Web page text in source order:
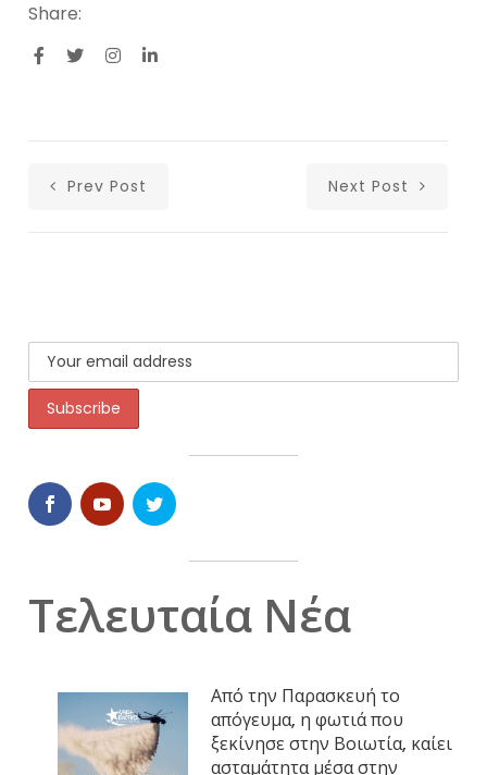
Share:
Prev Post Next Post
Τελευταία Νέα
Από την Παρασκευή το
απόγευμα, η φωτιά που
ξεκίνησε στην Βοιωτία, καίει
ασταμάτητα μέσα στην